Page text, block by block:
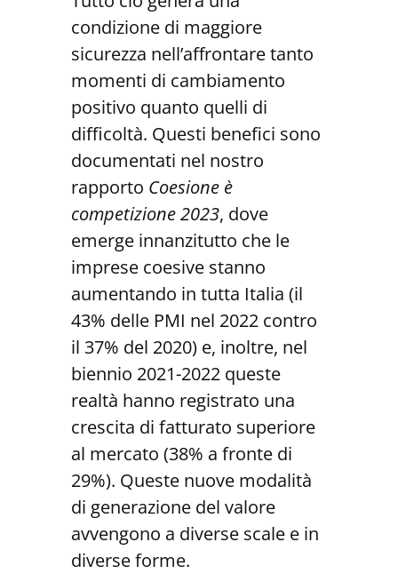
condizione di maggiore
sicurezza nell’affrontare tanto
momenti di cambiamento
positivo quanto quelli di
difficoltà. Questi benefici sono
documentati nel nostro
rapporto Coesione è
competizione 2023, dove
emerge innanzitutto che le
imprese coesive stanno
aumentando in tutta Italia (il
43% delle PMI nel 2022 contro
il 37% del 2020) e, inoltre, nel
biennio 2021-2022 queste
realtà hanno registrato una
crescita di fatturato superiore
al mercato (38% a fronte di
29%). Queste nuove modalità
di generazione del valore
avvengono a diverse scale e in
diverse forme.